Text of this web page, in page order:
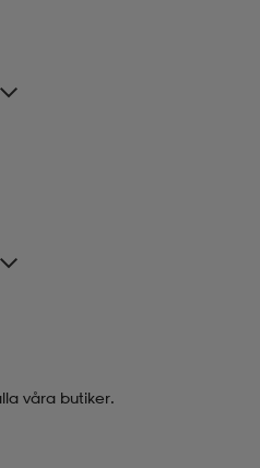
våra butiker.